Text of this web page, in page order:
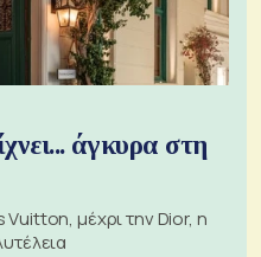
άγκυρα στη
μέχρι την Dior, η